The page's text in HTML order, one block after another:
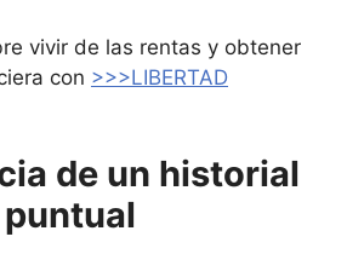
vivir de las rentas y obtener
con >>>LIBERTAD
de un historial